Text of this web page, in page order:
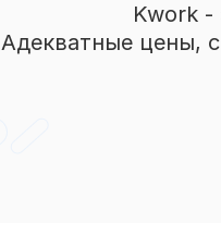
Kwork -
Адекватные цены,